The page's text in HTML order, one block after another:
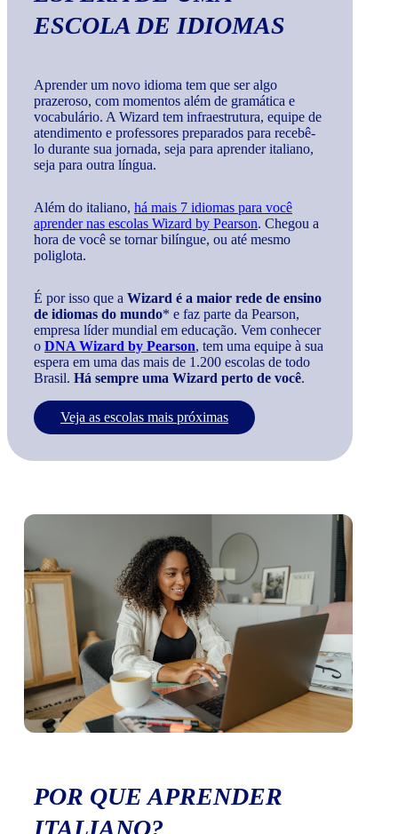
ESCOLA DE IDIOMAS
Aprender um novo idioma tem que ser algo
prazeroso, com momentos além de gramática e
vocabulário. A Wizard tem infraestrutura, equipe de
atendimento e professores preparados para recebê-
lo durante sua jornada, seja para aprender italiano,
seja para outra língua.
Além do italiano, há mais 7 idiomas para você
aprender nas escolas Wizard by Pearson. Chegou a
hora de você se tornar bilíngue, ou até mesmo
poliglota.
É por isso que a Wizard é a maior rede de ensino
de idiomas do mundo* e faz parte da Pearson,
empresa líder mundial em educação. Vem conhecer
o DNA Wizard by Pearson, tem uma equipe à sua
espera em uma das mais de 1.200 escolas de todo
Brasil. Há sempre uma Wizard perto de você.
Veja as escolas mais próximas
POR QUE APRENDER
ITALIANO?